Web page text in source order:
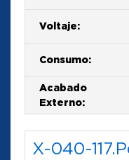
Voltaje:
Consumo:
Acabado
Externo:
X-040-